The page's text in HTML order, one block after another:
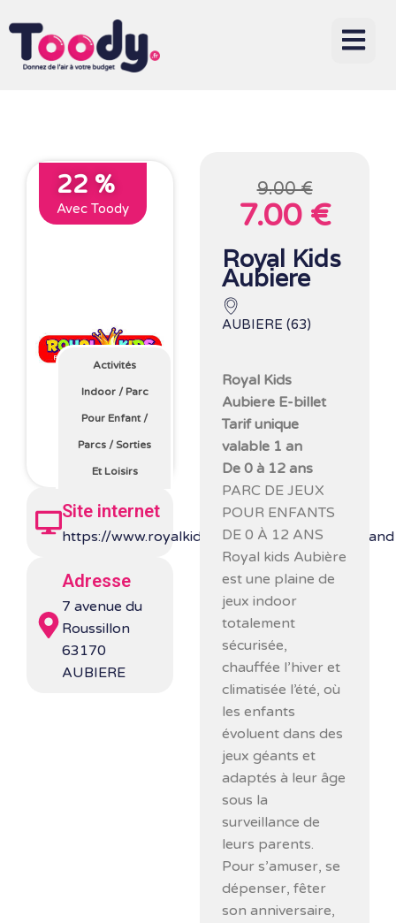
22 %
Avec Toody
Activités
Indoor/Parc
Pour Enfant/
Parcs /Sorties
Et Loisirs
Site internet
https://www.royalkids.fr/parcs/clermont_ferrand
Adresse
7 avenue du
Roussillon
63170
AUBIERE
9.00 €
7.00 €
Royal Kids
Aubiere
AUBIERE (63)
Royal Kids
Aubiere E-billet
Tarif unique
valable 1 an
De 0 à 12 ans
PARC DE JEUX
POUR ENFANTS
DE 0 À 12 ANS
Royal kids Aubière
est une plaine de
jeux indoor
totalement
sécurisée,
chauffée l’hiver et
climatisée l’été, où
les enfants
évoluent dans des
jeux géants et
adaptés à leur âge
sous la
surveillance de
leurs parents.
Pour s’amuser, se
dépenser, fêter
son anniversaire,